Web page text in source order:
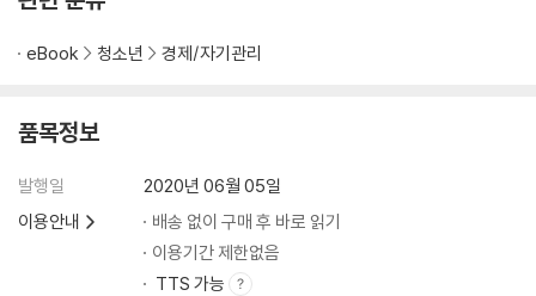
1 매점이 너무해 _독점, 대체재, 진입 장벽
3 치열한 경쟁, 그들이 살아남는 법 _경쟁, 독점적 경쟁, 광고, 브랜드
4 아이돌이 말해 주는 경제 원리 _초과 수요, 암시장, 지대
5 가수야, 연기자야 _위험 분산, 포트폴리오, 범위의 경제
6 하나에 하나를 더하면 둘보다 커진다 _시너지 효과, 메기 효과
eBook 청소년 경제/자기관리
품목정보
발행일
2020년 06월 05일
이용안내
배송 없이 구매 후 바로 읽기
이용기간 제한없음
TTS 가능